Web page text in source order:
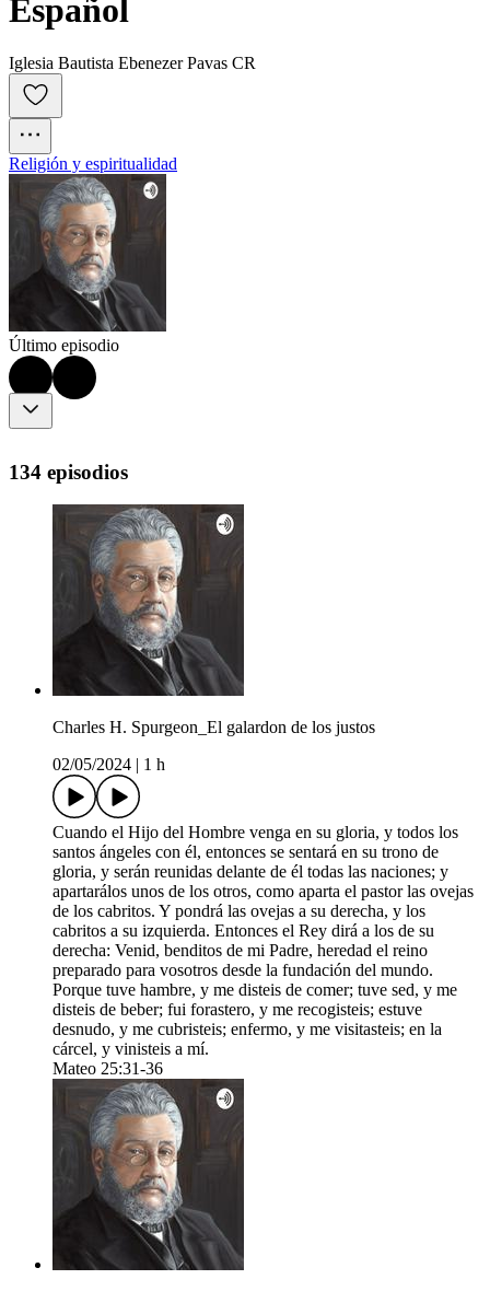
Español
Iglesia Bautista Ebenezer Pavas CR
Religión y espiritualidad
Último episodio
134 episodios
Charles H. Spurgeon_El galardon de los justos
02/05/2024
1 h
Cuando el Hijo del Hombre venga en su gloria, y todos los
santos ángeles con él, entonces se sentará en su trono de
gloria, y serán reunidas delante de él todas las naciones; y
apartarálos unos de los otros, como aparta el pastor las ovejas
de los cabritos. Y pondrá las ovejas a su derecha, y los
cabritos a su izquierda. Entonces el Rey dirá a los de su
derecha: Venid, benditos de mi Padre, heredad el reino
preparado para vosotros desde la fundación del mundo.
Porque tuve hambre, y me disteis de comer; tuve sed, y me
disteis de beber; fui forastero, y me recogisteis; estuve
desnudo, y me cubristeis; enfermo, y me visitasteis; en la
cárcel, y vinisteis a mí.
Mateo 25:31-36